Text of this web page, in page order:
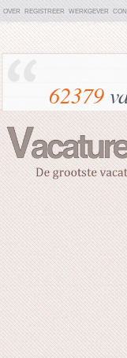
OVER REGISTREER WERKGEVER
62379